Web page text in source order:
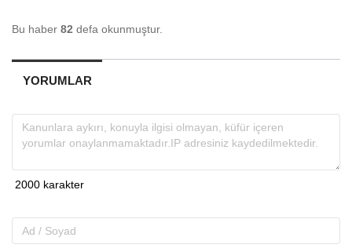
Bu haber 82 defa okunmuştur.
YORUMLAR